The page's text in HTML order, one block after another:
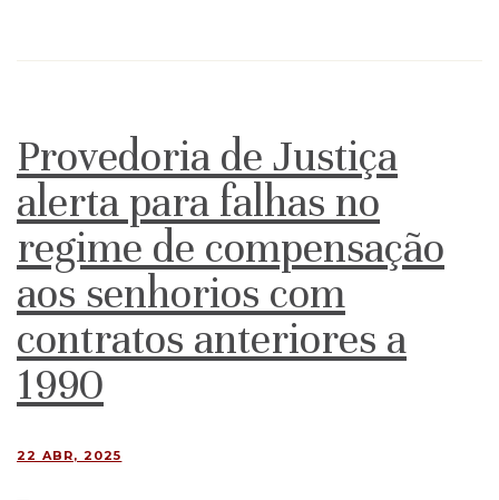
Provedoria de Justiça
alerta para falhas no
regime de compensação
aos senhorios com
contratos anteriores a
1990
22 ABR, 2025